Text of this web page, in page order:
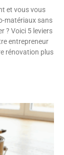
et vous vous
matériaux sans
? Voici 5 leviers
entrepreneur
rénovation plus